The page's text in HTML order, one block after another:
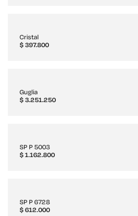
Cristal
$397.800
Guglia
$3.251.250
SP P 5003
$1.162.800
SP P 6728
$612.000